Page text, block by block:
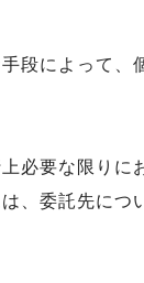
段によって、
必要な限りに
、委託先につ